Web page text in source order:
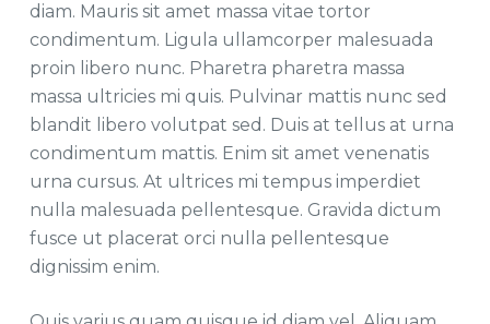
diam. Mauris sit amet massa vitae tortor
condimentum. Ligula ullamcorper malesuada
proin libero nunc. Pharetra pharetra massa
massa ultricies mi quis. Pulvinar mattis nunc sed
blandit libero volutpat sed. Duis at tellus at urna
condimentum mattis. Enim sit amet venenatis
urna cursus. At ultrices mi tempus imperdiet
nulla malesuada pellentesque. Gravida dictum
fusce ut placerat orci nulla pellentesque
dignissim enim.